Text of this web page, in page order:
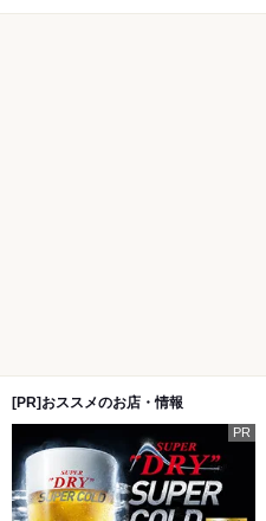
[PR]おススメのお店・情報
PR